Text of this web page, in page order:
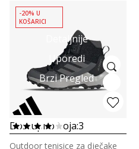
Detaljnije
Uporedi
Brzi Pregled
-20% U
KOŠARICI
Dostupno boja:3
Outdoor tenisice za dječake